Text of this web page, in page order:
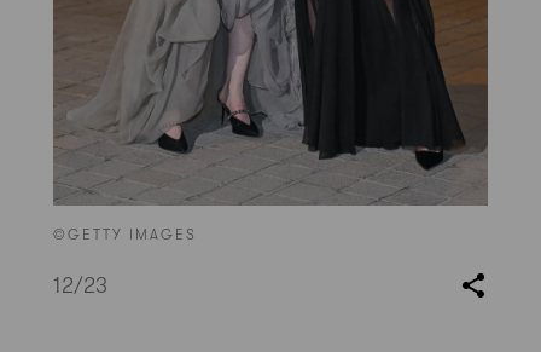
©GETTY IMAGES
12/23